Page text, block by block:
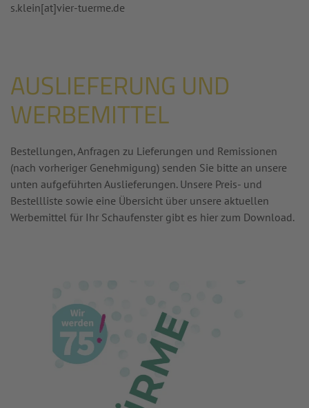
s.klein[at]vier-tuerme.de
AUSLIEFERUNG UND
WERBEMITTEL
Bestellungen, Anfragen zu Lieferungen und Remissionen
(nach vorheriger Genehmigung) senden Sie bitte an unsere
unten aufgeführten Auslieferungen. Unsere Preis- und
Bestellliste sowie eine Übersicht über unsere aktuellen
Werbemittel für Ihr Schaufenster gibt es hier zum Download.